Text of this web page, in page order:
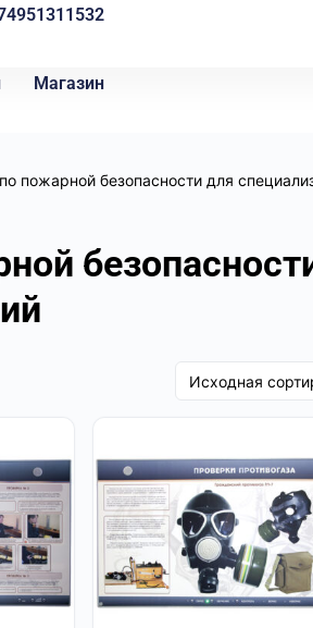
Магазин
пожарной безопасности для